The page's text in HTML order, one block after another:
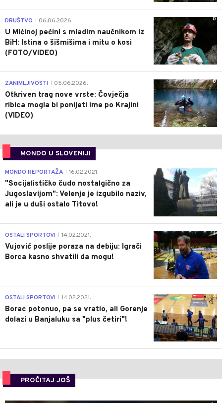
0
DRUŠTVO 06.06.2026.
U Mićinoj pećini s mladim naučnikom iz
BiH: Istina o šišmišima i mitu o kosi
(FOTO/VIDEO)
0
ZANIMLJIVOSTI 05.06.2026.
Otkriven trag nove vrste: Čovječja
ribica mogla bi ponijeti ime po Krajini
(VIDEO)
MONDO U SLOVENIJI
4
MONDO REPORTAŽA 16.02.2021.
"Socijalističko čudo nostalgično za
Jugoslavijom": Velenje je izgubilo naziv,
ali je u duši ostalo Titovo!
1
OSTALI SPORTOVI 14.02.2021.
Vujović poslije poraza na debiju: Igrači
Borca kasno shvatili da mogu!
3
OSTALI SPORTOVI 14.02.2021.
Borac potonuo, pa se vratio, ali Gorenje
dolazi u Banjaluku sa "plus četiri"!
PROČITAJ JOŠ